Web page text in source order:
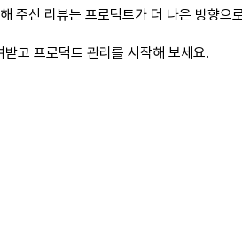
주신 리뷰는 프로덕트가 더 나은 방향으
받고 프로덕트 관리를 시작해 보세요.